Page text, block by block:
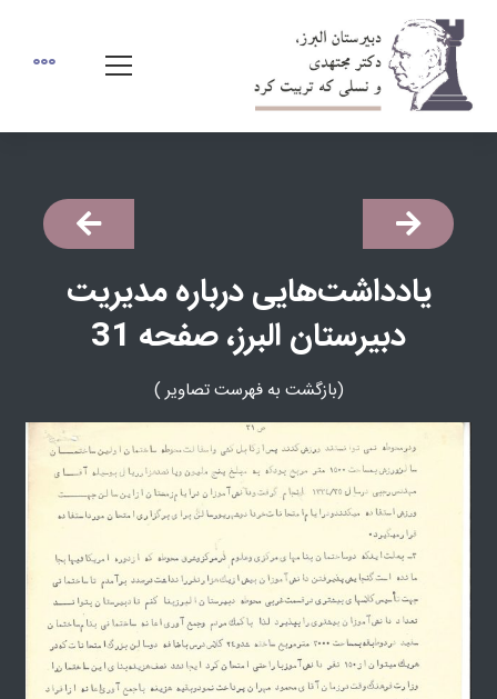
یادداشت‌هایی درباره مدیریت
دبیرستان البرز، صفحه 31
(بازگشت به فهرست تصاوير )